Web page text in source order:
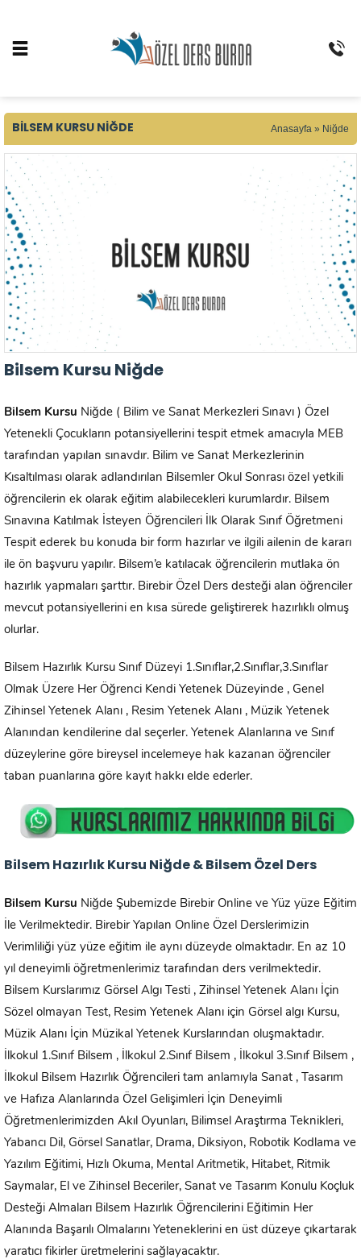
BILSEM KURSU NIĞDE Anasayfa » Niğde
Bilsem Kursu Niğde
Bilsem Kursu Niğde ( Bilim ve Sanat Merkezleri Sınavı ) Özel
Yetenekli Çocukların potansiyellerini tespit etmek amacıyla MEB
tarafından yapılan sınavdır. Bilim ve Sanat Merkezlerinin
Kısaltılması olarak adlandırılan Bilsemler Okul Sonrası özel yetkili
öğrencilerin ek olarak eğitim alabilecekleri kurumlardır. Bilsem
Sınavına Katılmak İsteyen Öğrencileri İlk Olarak Sınıf Öğretmeni
Tespit ederek bu konuda bir form hazırlar ve ilgili ailenin de kararı
ile ön başvuru yapılır. Bilsem’e katılacak öğrencilerin mutlaka ön
hazırlık yapmaları şarttır. Birebir Özel Ders desteği alan öğrenciler
mevcut potansiyellerini en kısa sürede geliştirerek hazırlıklı olmuş
olurlar.
Bilsem Hazırlık Kursu Sınıf Düzeyi 1.Sınıflar,2.Sınıflar,3.Sınıflar
Olmak Üzere Her Öğrenci Kendi Yetenek Düzeyinde , Genel
Zihinsel Yetenek Alanı , Resim Yetenek Alanı , Müzik Yetenek
Alanından kendilerine dal seçerler. Yetenek Alanlarına ve Sınıf
düzeylerine göre bireysel incelemeye hak kazanan öğrenciler
taban puanlarına göre kayıt hakkı elde ederler.
Bilsem Hazırlık Kursu Niğde & Bilsem Özel Ders
Bilsem Kursu Niğde Şubemizde Birebir Online ve Yüz yüze Eğitim
İle Verilmektedir. Birebir Yapılan Online Özel Derslerimizin
Verimliliği yüz yüze eğitim ile aynı düzeyde olmaktadır. En az 10
yıl deneyimli öğretmenlerimiz tarafından ders verilmektedir.
Bilsem Kurslarımız Görsel Algı Testi , Zihinsel Yetenek Alanı İçin
Sözel olmayan Test, Resim Yetenek Alanı için Görsel algı Kursu,
Müzik Alanı İçin Müzikal Yetenek Kurslarından oluşmaktadır.
İlkokul 1.Sınıf Bilsem , İlkokul 2.Sınıf Bilsem , İlkokul 3.Sınıf Bilsem ,
İlkokul Bilsem Hazırlık Öğrencileri tam anlamıyla Sanat , Tasarım
ve Hafıza Alanlarında Özel Gelişimleri İçin Deneyimli
Öğretmenlerimizden Akıl Oyunları, Bilimsel Araştırma Teknikleri,
Yabancı Dil, Görsel Sanatlar, Drama, Diksiyon, Robotik Kodlama ve
Yazılım Eğitimi, Hızlı Okuma, Mental Aritmetik, Hitabet, Ritmik
Saymalar, El ve Zihinsel Beceriler, Sanat ve Tasarım Konulu Koçluk
Desteği Almaları Bilsem Hazırlık Öğrencilerini Eğitimin Her
Alanında Başarılı Olmalarını Yeteneklerini en üst düzeye çıkartarak
yaratıcı fikirler üretmelerini sağlayacaktır.